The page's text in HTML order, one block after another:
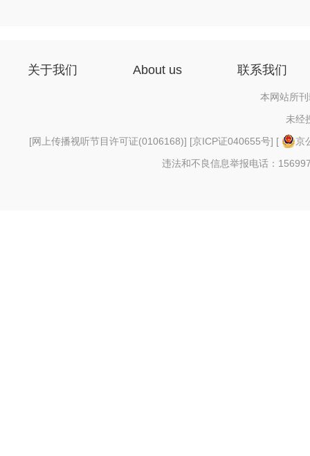
关于我们 About us 联系我们
本网站所
未经
[网上传播视听节目许可证(0106168)] [京ICP证040655号] [
京
违法和不良信息举报电话：